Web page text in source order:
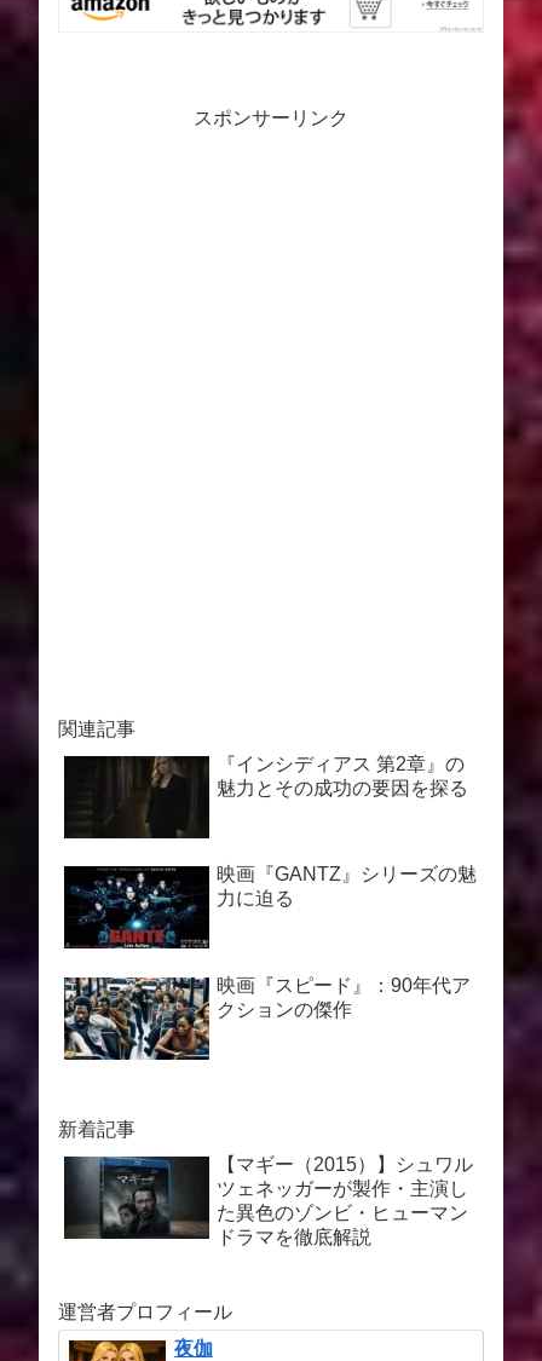
スポンサーリンク
関連記事
『インシディアス 第2章』の
魅力とその成功の要因を探る
映画『GANTZ』シリーズの魅
力に迫る
映画『スピード』：90年代ア
クションの傑作
新着記事
【マギー（2015）】シュワル
ツェネッガーが製作・主演し
た異色のゾンビ・ヒューマン
ドラマを徹底解説
運営者プロフィール
夜伽